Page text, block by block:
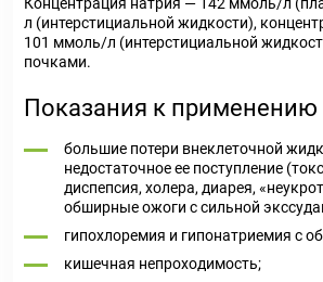
л (интерстициальной жидкости),
101 ммоль/л (интерстициальной
почками.
Показания к применению
большие потери внеклеточной
недостаточное ее поступление
диспепсия, холера, диарея,
обширные ожоги с сильной
гипохлоремия и гипонатриемия с
кишечная непроходимость;